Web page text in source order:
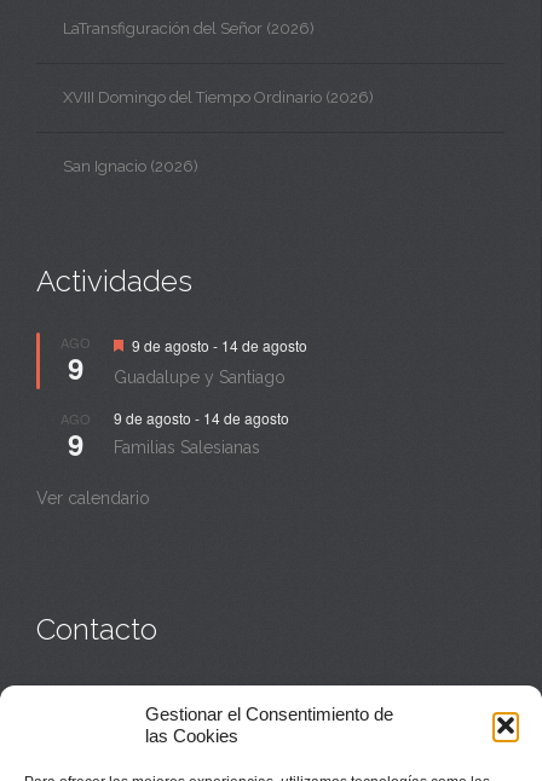
Gestionar el Consentimiento de
las Cookies
LaTransfiguración del Señor (2026)
XVIII Domingo del Tiempo Ordinario (2026)
San Ignacio (2026)
Actividades
AGO
9
Destacado
9 de agosto - 14 de agosto
Guadalupe y Santiago
AGO
9
9 de agosto - 14 de agosto
Familias Salesianas
Ver calendario
Contacto
Monasterio:949 835 032
Casa de acogida:609 423 521o949 835 058
Parroquia y sacerdotes:949 835 111